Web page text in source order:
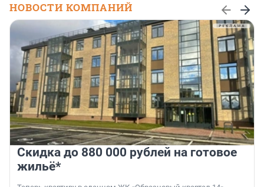
НОВОСТИ КОМПАНИЙ
Скидка до 880 000 рублей на готовое
жильё*